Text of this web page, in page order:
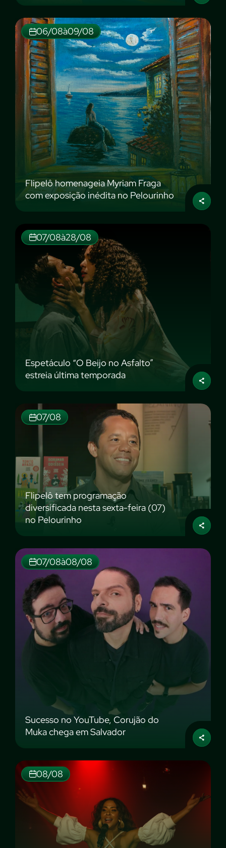
06/08à09/08
Flipelô homenageia Myriam Fraga
com exposição inédita no Pelourinho
07/08à28/08
Espetáculo “O Beijo no Asfalto”
estreia última temporada
07/08
Flipelô tem programação
diversificada nesta sexta-feira (07)
no Pelourinho
07/08à08/08
Sucesso no YouTube, Corujão do
Muka chega em Salvador
08/08